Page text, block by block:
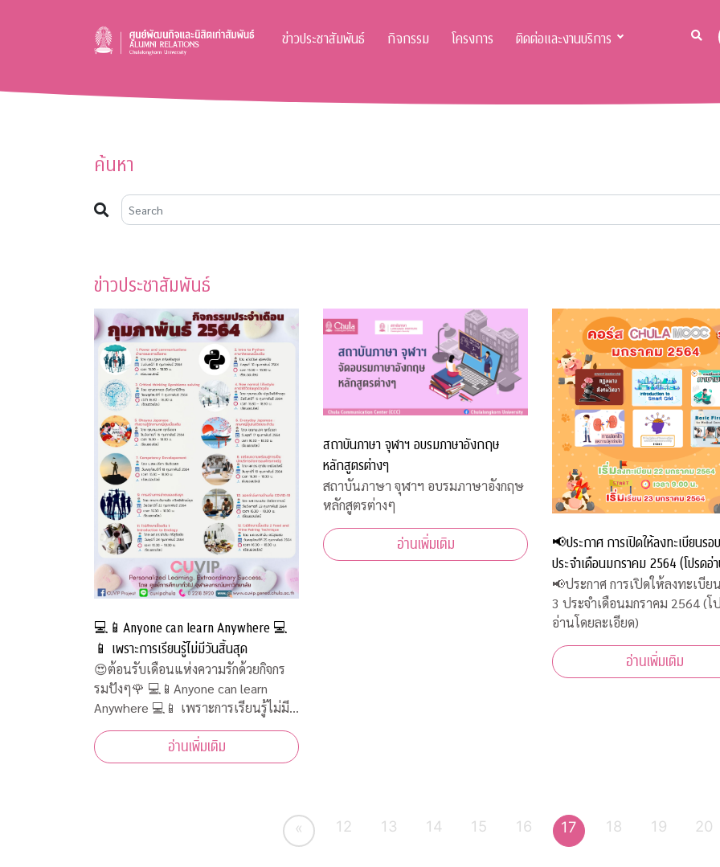
ข่าวประชาสัมพันธ์ กิจกรรม โครงการ ติดต่อและงานบริการ
ค้นหา
ข่าวประชาสัมพันธ์
💻📱Anyone can learn Anywhere 💻
📱 เพราะการเรียนรู้ไม่มีวันสิ้นสุด
😍ต้อนรับเดือนแห่งความรักด้วยกิจกร
รมปังๆ🌹 💻📱Anyone can learn
Anywhere 💻📱 เพราะการเรียนรู้ไม่มี
วันสิ้นสุด
อ่านเพิ่มเติม
สถาบันภาษา จุฬาฯ อบรมภาษาอังกฤษ
หลักสูตรต่างๆ
สถาบันภาษา จุฬาฯ อบรมภาษาอังกฤษ
หลักสูตรต่างๆ
อ่านเพิ่มเติม
📢ประกาศ การเปิดให้ลงทะเบียนรอ
ประจำเดือนมกราคม 2564 (โปรดอ่
ละเอียด)
📢ประกาศ การเปิดให้ลงทะเบี
3 ประจำเดือนมกราคม 2564 (โ
อ่านโดยละเอียด)
อ่านเพิ่มเติม
« 12 13 14 15 16 17 18 19 20